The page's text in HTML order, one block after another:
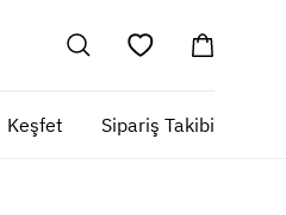
Keşfet Sipariş Takibi